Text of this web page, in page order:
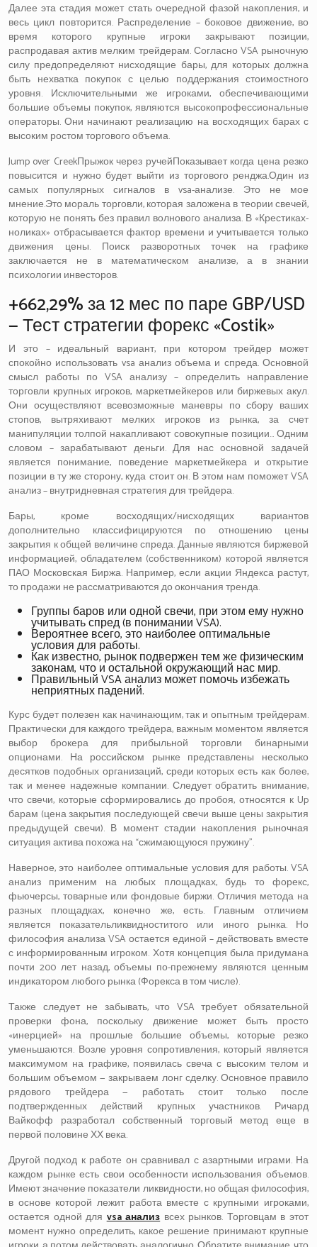
Далее эта стадия может стать очередной фазой накопления, и
весь цикл повторится. Распределение – боковое движение, во
время которого крупные игроки закрывают позиции,
распродавая актив мелким трейдерам. Согласно VSA рыночную
силу предопределяют нисходящие бары, для которых должна
быть нехватка покупок с целью поддержания стоимостного
уровня. Исключительными же игроками, обеспечивающими
большие объемы покупок, являются высокопрофессиональные
операторы. Они начинают реализацию на восходящих барах с
высоким ростом торгового объема.
Jump over CreekПрыжок через ручейПоказывает когда цена резко
повысится и нужно будет выйти из торгового ренджа.Один из
самых популярных сигналов в vsa-анализе. Это не мое
мнение.Это мораль торговли, которая заложена в теории свечей,
которую не понять без правил волнового анализа. В «Крестиках-
ноликах» отбрасывается фактор времени и учитывается только
движения цены. Поиск разворотных точек на графике
заключается не в математическом анализе, а в знании
психологии инвесторов.
+662,29% за 12 мес по паре GBP/USD
— Тест стратегии форекс «Costik»
И это – идеальный вариант, при котором трейдер может
спокойно использовать vsa анализ объема и спреда. Основной
смысл работы по VSA анализу – определить направление
торговли крупных игроков, маркетмейкеров или биржевых акул.
Они осуществляют всевозможные маневры по сбору ваших
стопов, вытряхивают мелких игроков из рынка, за счет
манипуляции толпой накапливают совокупные позиции… Одним
словом – зарабатывают деньги. Для нас основной задачей
является понимание, поведение маркетмейкера и открытие
позиции в ту же сторону, куда стоит он. В этом нам поможет VSA
анализ – внутридневная стратегия для трейдера.
Бары, кроме восходящих/нисходящих вариантов
дополнительно классифицируются по отношению цены
закрытия к общей величине спреда. Данные являются биржевой
информацией, обладателем (собственником) которой является
ПАО Московская Биржа. Например, если акции Яндекса растут,
то продажи не рассматриваются до окончания тренда.
Группы баров или одной свечи, при этом ему нужно
учитывать спред (в понимании VSA).
Вероятнее всего, это наиболее оптимальные
условия для работы.
Как известно, рынок подвержен тем же физическим
законам, что и остальной окружающий нас мир.
Правильный VSA анализ может помочь избежать
неприятных падений.
Курс будет полезен как начинающим, так и опытным трейдерам.
Практически для каждого трейдера, важным моментом является
выбор брокера для прибыльной торговли бинарными
опционами. На российском рынке представлены несколько
десятков подобных организаций, среди которых есть как более,
так и менее надежные компании. Следует обратить внимание,
что свечи, которые сформировались до пробоя, относятся к Up
барам (цена закрытия последующей свечи выше цены закрытия
предыдущей свечи). В момент стадии накопления рыночная
ситуация актива похожа на “сжимающуюся пружину”.
Наверное, это наиболее оптимальные условия для работы. VSA
анализ применим на любых площадках, будь то форекс,
фьючерсы, товарные или фондовые биржи. Отличия метода на
разных площадках, конечно же, есть. Главным отличием
является показательликвидноститого или иного рынка. Но
философия анализа VSA остается единой – действовать вместе
с информированным игроком. Хотя концепция была придумана
почти 200 лет назад, объемы по-прежнему являются ценным
индикатором любого рынка (Форекса в том числе).
Также следует не забывать, что VSA требует обязательной
проверки фона, поскольку движение может быть просто
«инерцией» на прошлые большие объемы, которые резко
уменьшаются. Возле уровня сопротивления, который является
максимумом на графике, появилась свеча с высоким телом и
большим объемом — закрываем лонг сделку. Основное правило
рядового трейдера — работать стоит только после
подтвержденных действий крупных участников. Ричард
Вайкофф разработал собственный торговый метод еще в
первой половине ХХ века.
Другой подход к работе он сравнивал с азартными играми. На
каждом рынке есть свои особенности использования объемов.
Имеют значение показатели ликвидности, но общая философия,
в основе которой лежит работа вместе с крупными игроками,
остается одной дляvsa анализвсех рынков. Торговцам в этот
момент нужно определить, какое решение принимают крупные